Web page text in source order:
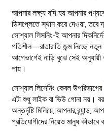
আপনার লক্ষ্য যদি হয় আপনার
ডিসপ্লেতে স্থান করে দেওয়া, তবে
সোশ্যাল লিসনিং-ই আপনার
গতিশীল—রাতারাতি জন্ম নিচ্ছে
আগেভাগেই নাড়ি বুঝে সেই অনুযায়ী
পায়।
সোশ্যাল লিসেনিং কেবল উপরিভাগের
এটা শুধু লাইক বা ভিউ গোনা নয়।
অন্তর্দৃষ্টি মিলিয়ে, আপনার
প্রতিযোগীদের নিয়েও মানুষ